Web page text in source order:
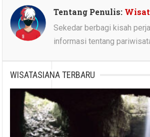
Tentang Penulis:
Sekedar berbagi kisah
informasi tentang
WISATASIANA TERBARU